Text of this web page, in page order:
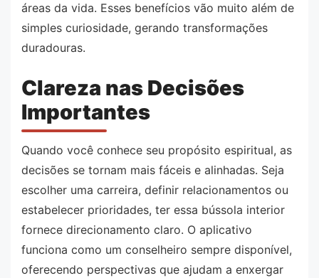
áreas da vida. Esses benefícios vão muito além de
simples curiosidade, gerando transformações
duradouras.
Clareza nas Decisões
Importantes
Quando você conhece seu propósito espiritual, as
decisões se tornam mais fáceis e alinhadas. Seja
escolher uma carreira, definir relacionamentos ou
estabelecer prioridades, ter essa bússola interior
fornece direcionamento claro. O aplicativo
funciona como um conselheiro sempre disponível,
oferecendo perspectivas que ajudam a enxergar